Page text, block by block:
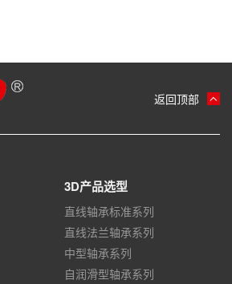
返回顶部
3D产品选型
直线轴承标准系列
直线法兰轴承系列
中型轴承系列
自润滑型轴承系列